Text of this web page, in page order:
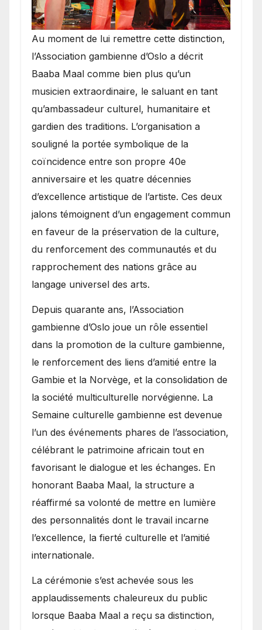
​Au moment de lui remettre cette distinction,
l’Association gambienne d’Oslo a décrit
Baaba Maal comme bien plus qu’un
musicien extraordinaire, le saluant en tant
qu’ambassadeur culturel, humanitaire et
gardien des traditions. L’organisation a
souligné la portée symbolique de la
coïncidence entre son propre 40e
anniversaire et les quatre décennies
d’excellence artistique de l’artiste. Ces deux
jalons témoignent d’un engagement commun
en faveur de la préservation de la culture,
du renforcement des communautés et du
rapprochement des nations grâce au
langage universel des arts.
​Depuis quarante ans, l’Association
gambienne d’Oslo joue un rôle essentiel
dans la promotion de la culture gambienne,
le renforcement des liens d’amitié entre la
Gambie et la Norvège, et la consolidation de
la société multiculturelle norvégienne. La
Semaine culturelle gambienne est devenue
l’un des événements phares de l’association,
célébrant le patrimoine africain tout en
favorisant le dialogue et les échanges. En
honorant Baaba Maal, la structure a
réaffirmé sa volonté de mettre en lumière
des personnalités dont le travail incarne
l’excellence, la fierté culturelle et l’amitié
internationale.
​La cérémonie s’est achevée sous les
applaudissements chaleureux du public
lorsque Baaba Maal a reçu sa distinction,